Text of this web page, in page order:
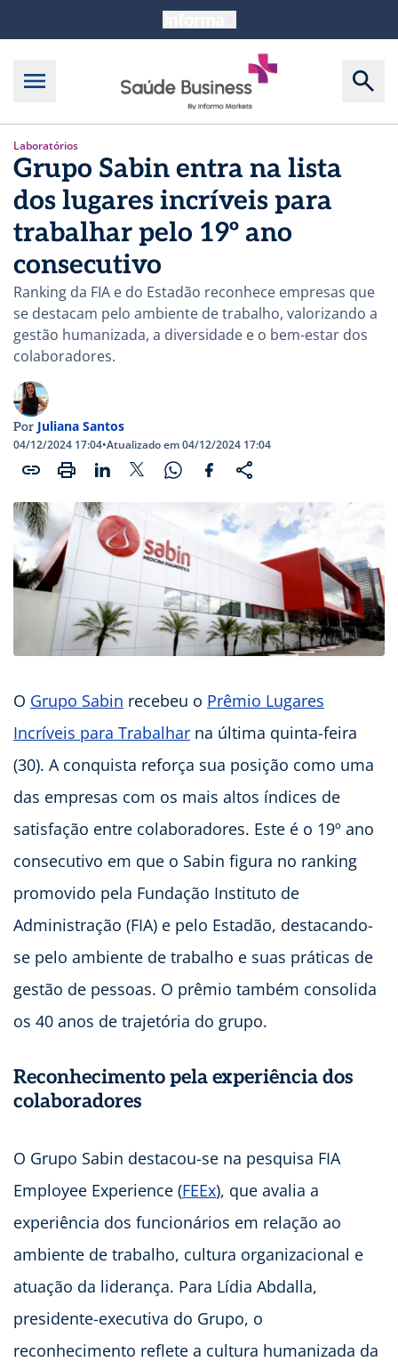
Laboratórios
Grupo Sabin entra na lista
dos lugares incríveis para
trabalhar pelo 19º ano
consecutivo
Ranking da FIA e do Estadão reconhece empresas que
se destacam pelo ambiente de trabalho, valorizando a
gestão humanizada, a diversidade e o bem-estar dos
colaboradores.
Por Juliana Santos
04/12/2024 17:04•Atualizado em 04/12/2024 17:04
O Grupo Sabin recebeu o Prêmio Lugares
Incríveis para Trabalhar na última quinta-feira
(30). A conquista reforça sua posição como uma
das empresas com os mais altos índices de
satisfação entre colaboradores. Este é o 19º ano
consecutivo em que o Sabin figura no ranking
promovido pela Fundação Instituto de
Administração (FIA) e pelo Estadão, destacando-
se pelo ambiente de trabalho e suas práticas de
gestão de pessoas. O prêmio também consolida
os 40 anos de trajetória do grupo.
Reconhecimento pela experiência dos
colaboradores
O Grupo Sabin destacou-se na pesquisa FIA
Employee Experience (FEEx), que avalia a
experiência dos funcionários em relação ao
ambiente de trabalho, cultura organizacional e
atuação da liderança. Para Lídia Abdalla,
presidente-executiva do Grupo, o
reconhecimento reflete a cultura humanizada da